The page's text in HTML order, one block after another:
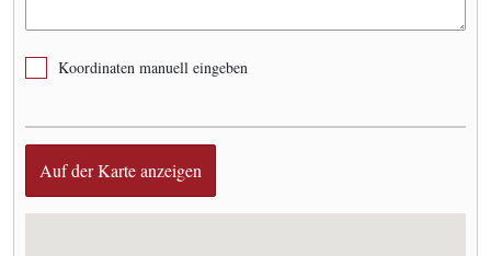
Koordinaten manuell eingeben